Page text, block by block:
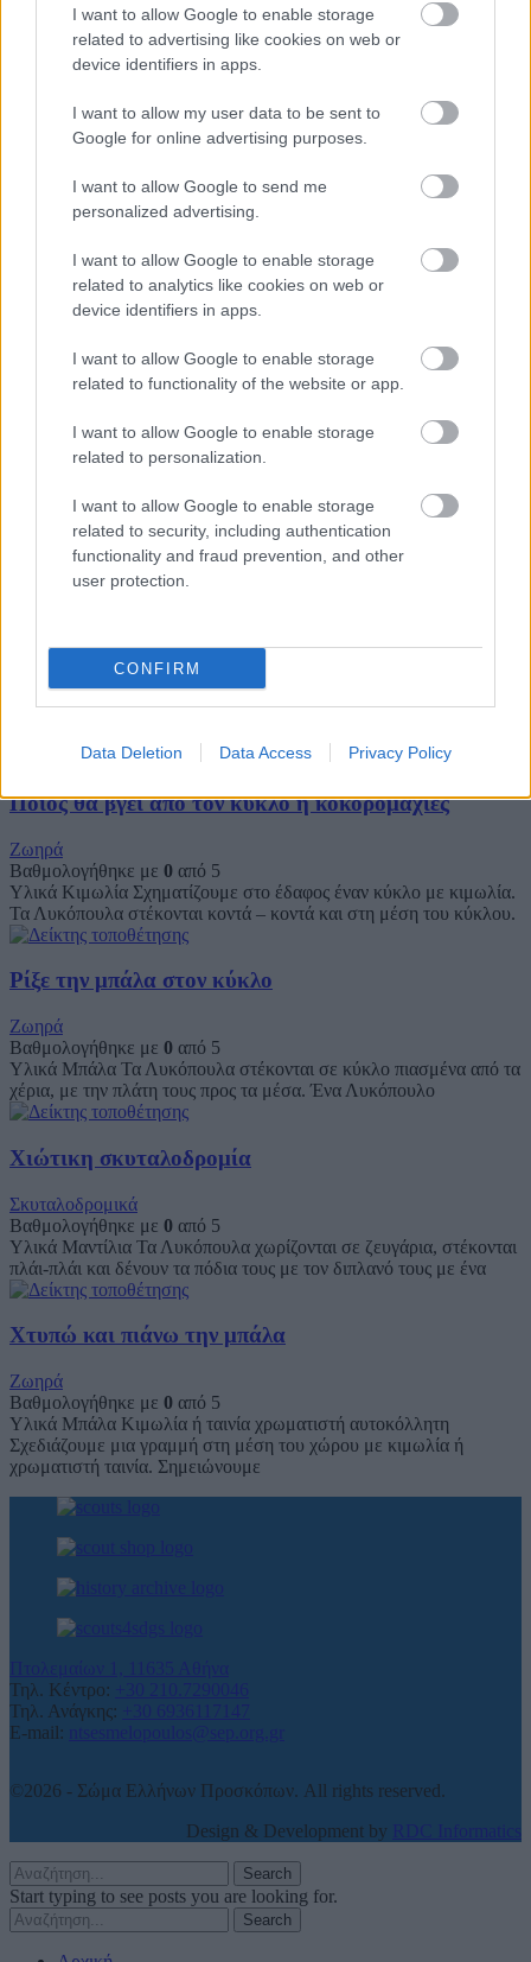
I want to allow Google to enable storage
related to advertising like cookies on web or
device identifiers in apps.
I want to allow my user data to be sent to
Google for online advertising purposes.
I want to allow Google to send me
personalized advertising.
I want to allow Google to enable storage
related to analytics like cookies on web or
device identifiers in apps.
I want to allow Google to enable storage
related to functionality of the website or app.
I want to allow Google to enable storage
related to personalization.
I want to allow Google to enable storage
related to security, including authentication
functionality and fraud prevention, and other
user protection.
CONFIRM
Data Deletion Data Access Privacy Policy
Βαρελάκια
Σκυταλοδρομικά
Βαθμολογήθηκε με0από 5
βαρελάκια με τον ακόλουθο τρόπο. Ο πρώτος της Εξάδας κάνει
Γη, νερό, αέρας
Βαθμολογήθηκε με0από 5
Τα Λυκόπουλα βρίσκονται πίσω από την γραμμή. Ο Ακέλα μπορεί
Κονταρομαχίες
Βαθμολογήθηκε με0από 5
Υλικά Κιμωλίες Τα Λυκόπουλα χωρίζονται σε ζευγάρια και κάθε
ζευγάρι είναι το άλογο και ο αναβάτης του. Ο αναβάτης είναι
Βαθμολογήθηκε με0από 5
Υλικά Μπάλα Τα Λυκόπουλα χωρίζονται σε δύο ομάδες. Η μια
Ποιος θα βγει από τον κύκλο ή κοκορομαχίες
Ζωηρά
Βαθμολογήθηκε με 0 από 5
Υλικά Κιμωλία Σχηματίζουμε στο έδαφος έναν κύκλο με κιμωλία.
Τα Λυκόπουλα στέκονται κοντά – κοντά και στη μέση του κύκλου.
Ρίξε την μπάλα στον κύκλο
Ζωηρά
Βαθμολογήθηκε με 0 από 5
Υλικά Μπάλα Τα Λυκόπουλα στέκονται σε κύκλο πιασμένα από τα
χέρια, με την πλάτη τους προς τα μέσα. Ένα Λυκόπουλο
Χιώτικη σκυταλοδρομία
Σκυταλοδρομικά
Βαθμολογήθηκε με 0 από 5
Υλικά Μαντίλια Τα Λυκόπουλα χωρίζονται σε ζευγάρια, στέκονται
πλάι-πλάι και δένουν τα πόδια τους με τον διπλανό τους με ένα
Χτυπώ και πιάνω την μπάλα
Ζωηρά
Βαθμολογήθηκε με 0 από 5
Υλικά Μπάλα Κιμωλία ή ταινία χρωματιστή αυτοκόλλητη
Σχεδιάζουμε μια γραμμή στη μέση του χώρου με κιμωλία ή
χρωματιστή ταινία. Σημειώνουμε
Πτολεμαίων 1, 11635 Αθήνα
Τηλ. Κέντρο:
+30 210.7290046
Τηλ. Ανάγκης:
+30 6936117147
E-mail:
ntsesmelopoulos@sep.org.gr
©2026 - Σώμα Ελλήνων Προσκόπων. All rights reserved.
Design & Development by RDC Informatics
Search
Start typing to see posts you are looking for.
Search